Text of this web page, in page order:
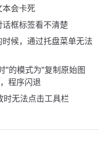
本会卡死
话框标签看不清楚
时候，通过托盘菜单无法
"的模式为"复制原始图
程序闪退
时无法点击工具栏